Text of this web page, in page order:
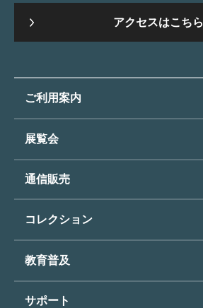
アクセスはこちら
ご利用案内
ご利用案内トップ
開館時間・休館日
アクセス
団体のご利用について
バリアフリー／小さなお子様
展覧会
展覧会・イベントトップ
次回の展覧会
展覧会スケジュール
過去の展覧会
通信販売
通信販売トップ
コレクション
コレクショントップ
東郷青児
教育普及
教育普及トップ
サポート